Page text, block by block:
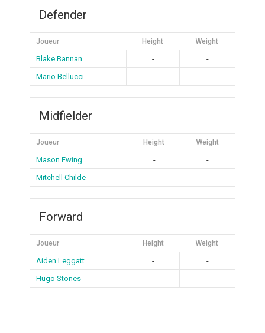
Defender
Joueur Height Weight
Blake Bannan -
-
Mario Bellucci
- -
Midfielder
Joueur Height Weight
Mason Ewing -
-
Mitchell Childe
- -
Forward
Joueur Height Weight
Aiden Leggatt -
-
Hugo Stones
- -